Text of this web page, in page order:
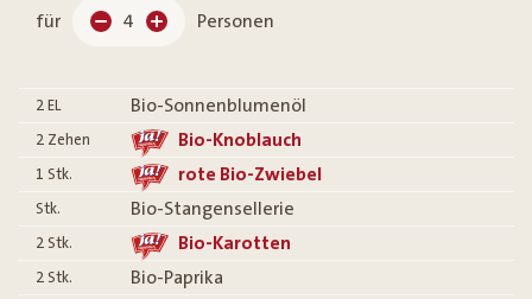
für 4 Personen
2 EL Bio-Sonnenblumenöl
2 Zehen Bio-Knoblauch
1 Stk. rote Bio-Zwiebel
Stk. Bio-Stangensellerie
2 Stk. Bio-Karotten
2 Stk. Bio-Paprika